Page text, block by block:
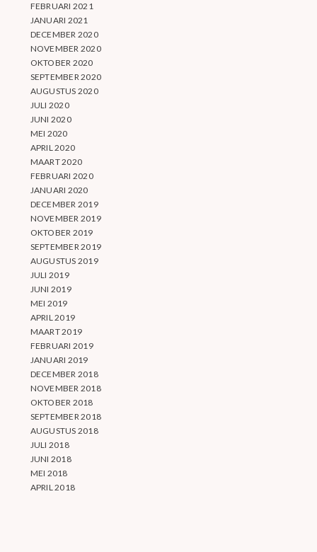
FEBRUARI 2021
JANUARI 2021
DECEMBER 2020
NOVEMBER 2020
OKTOBER 2020
SEPTEMBER 2020
AUGUSTUS 2020
JULI 2020
JUNI 2020
MEI 2020
APRIL 2020
MAART 2020
FEBRUARI 2020
JANUARI 2020
DECEMBER 2019
NOVEMBER 2019
OKTOBER 2019
SEPTEMBER 2019
AUGUSTUS 2019
JULI 2019
JUNI 2019
MEI 2019
APRIL 2019
MAART 2019
FEBRUARI 2019
JANUARI 2019
DECEMBER 2018
NOVEMBER 2018
OKTOBER 2018
SEPTEMBER 2018
AUGUSTUS 2018
JULI 2018
JUNI 2018
MEI 2018
APRIL 2018